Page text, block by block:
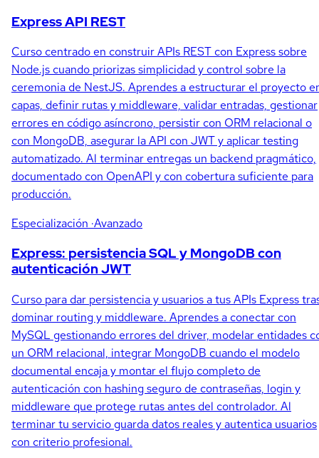
Express API REST
Curso centrado en construir APIs REST con Express sobre
Node.js cuando priorizas simplicidad y control sobre la
ceremonia de NestJS. Aprendes a estructurar el proyecto
capas, definir rutas y middleware, validar entradas, gestionar
errores en código asíncrono, persistir con ORM relacional o
con MongoDB, asegurar la API con JWT y aplicar testing
automatizado. Al terminar entregas un backend pragmático,
documentado con OpenAPI y con cobertura suficiente para
producción.
Especialización ·Avanzado
Express: persistencia SQL y MongoDB con
autenticación JWT
Curso para dar persistencia y usuarios a tus APIs Express
dominar routing y middleware. Aprendes a conectar con
MySQL gestionando errores del driver, modelar entidades
un ORM relacional, integrar MongoDB cuando el modelo
documental encaja y montar el flujo completo de
autenticación con hashing seguro de contraseñas, login y
middleware que protege rutas antes del controlador. Al
terminar tu servicio guarda datos reales y autentica usuarios
con criterio profesional.